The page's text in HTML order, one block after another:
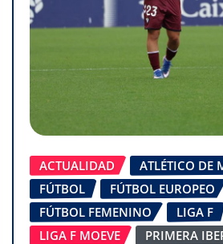
ACTUALIDAD
ATLÉTICO DE
FÚTBOL
FÚTBOL EUROPEO
FÚTBOL FEMENINO
LIGA F
LIGA F MOEVE
PRIMERA